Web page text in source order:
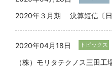
2020年３月期 決算短信〔日
2020年04月18日 トピックス
（株）モリタテクノス三田